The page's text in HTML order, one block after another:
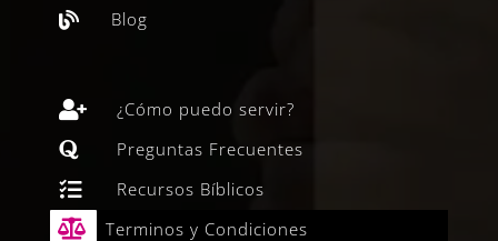
 Blog
 ¿Cómo puedo servir?
 Preguntas Frecuentes
 Recursos Bíblicos
 Terminos y Condiciones